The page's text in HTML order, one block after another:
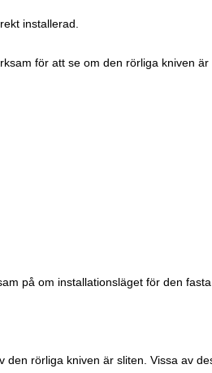
installerad.
för att se om den rörliga kniven
på om installationsläget för den
rörliga kniven är sliten. Vissa av